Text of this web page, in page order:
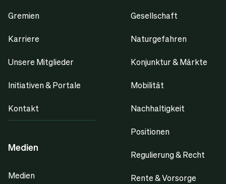
Gremien
Karriere
Unsere Mitglieder
Initiativen & Portale
Kontakt
Medien
Medien
Gesellschaft
Naturgefahren
Konjunktur & Märkte
Mobilität
Nachhaltigkeit
Positionen
Regulierung & Recht
Rente & Vorsorge